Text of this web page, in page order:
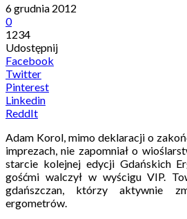
6 grudnia 2012
0
1234
Udostępnij
Facebook
Twitter
Pinterest
Linkedin
ReddIt
Adam Korol, mimo deklaracji o
imprezach, nie zapomniał o
starcie kolejnej edycji Gdańskich
gośćmi walczył w wyścigu VIP.
gdańszczan, którzy aktywnie
ergometrów.